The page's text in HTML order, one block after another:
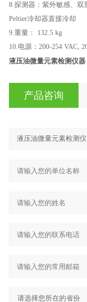
8.探测器：紫外敏感、双
Peltier冷却器直接冷却
9.重量： 132.5 kg
10.电源：200-254 VAC,
液压油微量元素检测仪器
产品咨询